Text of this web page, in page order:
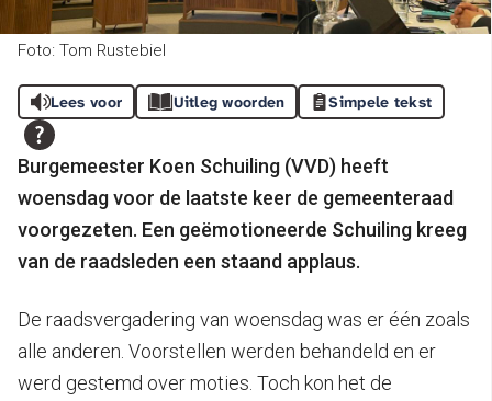
Foto: Tom Rustebiel
Lees voor Uitleg woorden Simpele tekst
Burgemeester Koen Schuiling (VVD) heeft
woensdag voor de laatste keer de gemeenteraad
voorgezeten. Een geëmotioneerde Schuiling kreeg
van de raadsleden een staand applaus.
De raadsvergadering van woensdag was er één zoals
alle anderen. Voorstellen werden behandeld en er
werd gestemd over moties. Toch kon het de